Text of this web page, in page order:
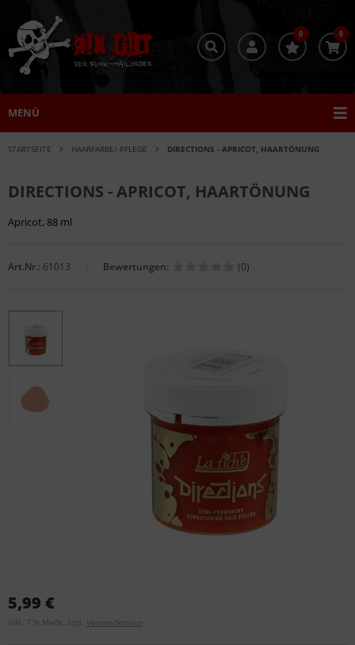
0 0
MENÜ
STARTSEITE HAARFARBE/-PFLEGE DIRECTIONS - APRICOT, HAARTÖNUNG
DIRECTIONS - APRICOT, HAARTÖNUNG
Apricot, 88 ml
Art.Nr.: 61013 Bewertungen: (0)
5,99 €
inkl. 7 % MwSt. zzgl. Versandkosten